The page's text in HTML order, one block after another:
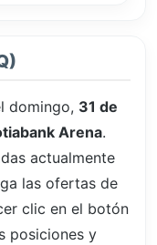
domingo, 31 de
Arena.
actualmente
las ofertas de
clic en el botón
posiciones y